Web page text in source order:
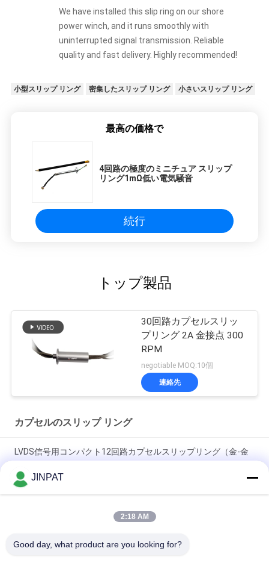
We have installed this slip ring on our shore
power winch, and it runs smoothly with
uninterrupted signal transmission. Reliable
quality and fast delivery. Highly recommended!
小型スリップ リング 密集したスリップ リング 小さいスリップ リング
最高の価格で
4回路の極度のミニチュア スリップ
リング1mΩ低い電気騒音
続行
トップ製品
30回路カプセルスリッ
プリング 2A 金接点 300
RPM
negotiable MOQ:10個
連絡先
カプセルのスリップ リング
LVDS信号用コンパクト12回路カプセルスリップリング（金-金
18回路 250 RPM カプセルスリップリング、金-金接触、メカニ
ン
JINPAT
2:18 AM
Good day, what product are you looking for?